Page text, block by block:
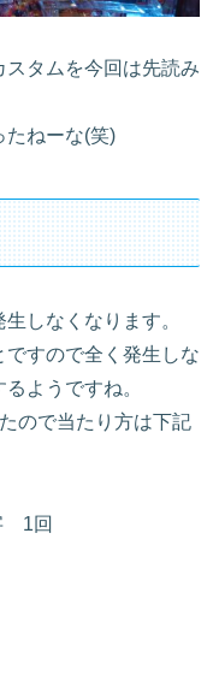
タムを今回は先読み
たねーな(笑)
しなくなります。
すので全く発生しな
ようですね。
ので当たり方は下記
1回